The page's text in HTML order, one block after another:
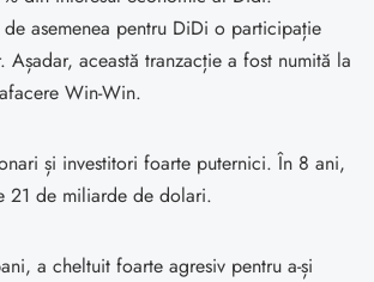
asemenea pentru DiDi o participație
Așadar, această tranzacție a fost numită la
Win-Win.
și investitori foarte puternici. În 8 ani,
21 de miliarde de dolari.
a cheltuit foarte agresiv pentru a-și